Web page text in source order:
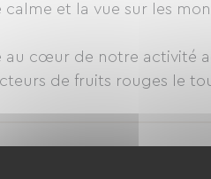
calme et la vue sur les
au cœur de notre activité
de fruits rouges le
petit bâtiment en bois